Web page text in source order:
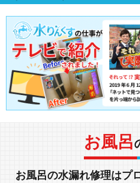
お風呂
お風呂の水漏れ修理はプ